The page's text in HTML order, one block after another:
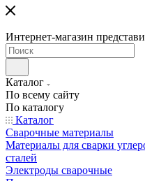
Интернет-магазин
Каталог
По всему сайту
По каталогу
Каталог
Сварочные материалы
Материалы для сварки
сталей
Электроды сварочные